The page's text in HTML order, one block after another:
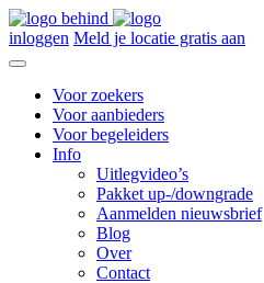
inloggen Meld je locatie gratis aan
Voor zoekers
Voor aanbieders
Voor begeleiders
Info
Uitlegvideo’s
Pakket up-/downgrade
Aanmelden nieuwsbrief
Blog
Over
Contact